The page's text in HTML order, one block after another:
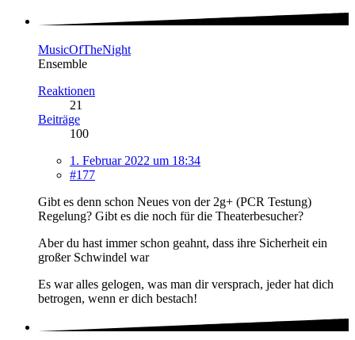
MusicOfTheNight
Ensemble
Reaktionen
21
Beiträge
100
1. Februar 2022 um 18:34
#177
Gibt es denn schon Neues von der 2g+ (PCR Testung)
Regelung? Gibt es die noch für die Theaterbesucher?
Aber du hast immer schon geahnt, dass ihre Sicherheit ein
großer Schwindel war
Es war alles gelogen, was man dir versprach, jeder hat dich
betrogen, wenn er dich bestach!